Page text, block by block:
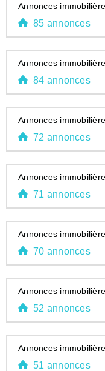
Annonces
85 annonces
Annonces
84 annonces
Annonces
72 annonces
Annonces
71 annonces
Annonces
70 annonces
Annonces
52 annonces
Annonces
51 annonces